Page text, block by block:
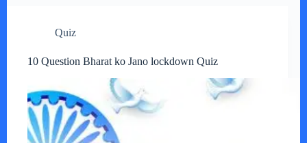
Quiz
10 Question Bharat ko Jano lockdown Quiz